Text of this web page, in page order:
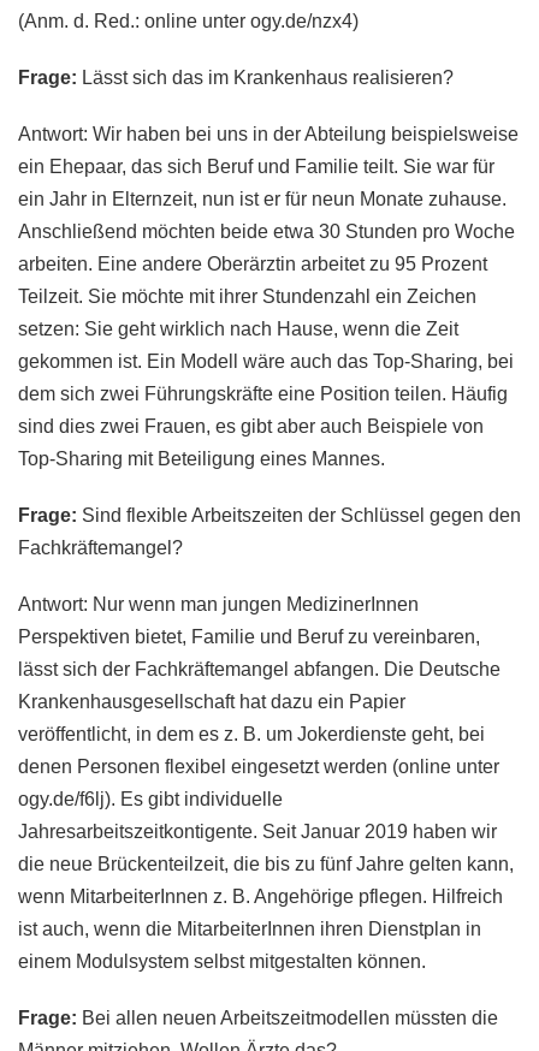
(Anm. d. Red.: online unter ogy.de/nzx4)
Frage: Lässt sich das im Krankenhaus realisieren?
Antwort: Wir haben bei uns in der Abteilung beispielsweise
ein Ehepaar, das sich Beruf und Familie teilt. Sie war für
ein Jahr in Elternzeit, nun ist er für neun Monate zuhause.
Anschließend möchten beide etwa 30 Stunden pro Woche
arbeiten. Eine andere Oberärztin arbeitet zu 95 Prozent
Teilzeit. Sie möchte mit ihrer Stundenzahl ein Zeichen
setzen: Sie geht wirklich nach Hause, wenn die Zeit
gekommen ist. Ein Modell wäre auch das Top-Sharing, bei
dem sich zwei Führungskräfte eine Position teilen. Häufig
sind dies zwei Frauen, es gibt aber auch Beispiele von
Top-Sharing mit Beteiligung eines Mannes.
Frage: Sind flexible Arbeitszeiten der Schlüssel gegen den
Fachkräftemangel?
Antwort: Nur wenn man jungen MedizinerInnen
Perspektiven bietet, Familie und Beruf zu vereinbaren,
lässt sich der Fachkräftemangel abfangen. Die Deutsche
Krankenhausgesellschaft hat dazu ein Papier
veröffentlicht, in dem es z. B. um Jokerdienste geht, bei
denen Personen flexibel eingesetzt werden (online unter
ogy.de/f6lj). Es gibt individuelle
Jahresarbeitszeitkontigente. Seit Januar 2019 haben wir
die neue Brückenteilzeit, die bis zu fünf Jahre gelten kann,
wenn MitarbeiterInnen z. B. Angehörige pflegen. Hilfreich
ist auch, wenn die MitarbeiterInnen ihren Dienstplan in
einem Modulsystem selbst mitgestalten können.
Frage: Bei allen neuen Arbeitszeitmodellen müssten die